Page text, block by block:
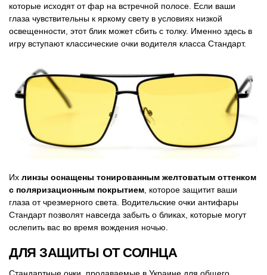
которые исходят от фар на встречной полосе. Если ваши
глаза чувствительны к яркому свету в условиях низкой
освещенности, этот блик может сбить с толку. Именно здесь в
игру вступают классические очки водителя класса Стандарт.
Их линзы оснащены тонированным желтоватым оттенком
с поляризационным покрытием , которое защитит ваши
глаза от чрезмерного света. Водительские очки антифары
Стандарт позволят навсегда забыть о бликах, которые могут
ослепить вас во время вождения ночью.
ДЛЯ ЗАЩИТЫ ОТ СОЛНЦА